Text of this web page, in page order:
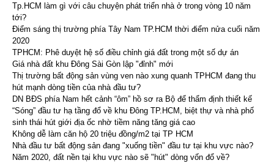
Tp.HCM làm gì với câu chuyện phát triển nhà ở trong vòng 10 năm
tới?
Điểm sáng thị trường phía Tây Nam TP.HCM thời điểm nửa cuối năm
2020
TPHCM: Phê duyệt hệ số điều chỉnh giá đất trong một số dự án
Giá nhà đất khu Đông Sài Gòn lập "đỉnh" mới
Thị trường bất động sản vùng ven nào xung quanh TPHCM đang thu
hút mạnh dòng tiền của nhà đầu tư?
DN BĐS phía Nam hết cảnh “ôm” hồ sơ ra Bộ để thẩm định thiết kế
“Sóng” đầu tư hạ tầng đổ về khu Đông TP.HCM, biệt thự và nhà phố
sinh thái hút giới địa ốc nhờ tiềm năng tăng giá cao
Không dễ làm căn hộ 20 triệu đồng/m2 tại TP HCM
Nhà đầu tư bất động sản đang "xuống tiền" đầu tư tại khu vực nào?
Năm 2020, đất nền tại khu vực nào sẽ "hút" dòng vốn đổ về?